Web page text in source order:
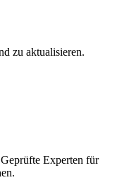
zu aktualisieren.
Experten für